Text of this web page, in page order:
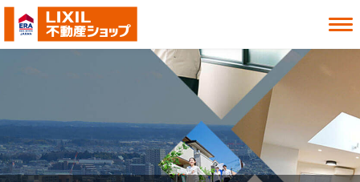
借りたい
貸したい
売りたい